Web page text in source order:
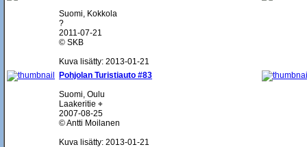
Suomi, Kokkola
?
2011-07-21
© SKB
Kuva lisätty: 2013-01-21
Pohjolan Turistiauto #83
Suomi, Oulu
Laakeritie ⌖
2007-08-25
© Antti Moilanen
Kuva lisätty: 2013-01-21